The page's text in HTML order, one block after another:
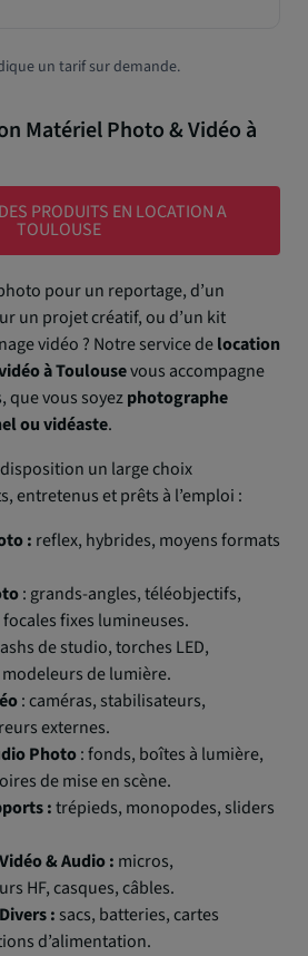
un tarif sur demande.
Matériel Photo & Vidéo à
PRODUITS EN LOCATION A
TOULOUSE
pour un reportage, d’un
un projet créatif, ou d’un kit
vidéo ? Notre service delocation
à Toulousevous accompagne
que vous soyezphotographe
ou vidéaste.
un large choix
entretenus et prêts à l’emploi :
: reflex, hybrides, moyens formats
: grands-angles, téléobjectifs,
fixes lumineuses.
de studio, torches LED,
de lumière.
: caméras, stabilisateurs,
externes.
Photo: fonds, boîtes à lumière,
de mise en scène.
:trépieds, monopodes, sliders
& Audio : micros,
HF, casques, câbles.
: sacs, batteries, cartes
d’alimentation.